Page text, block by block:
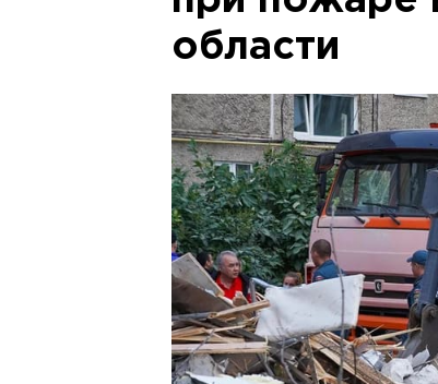
области